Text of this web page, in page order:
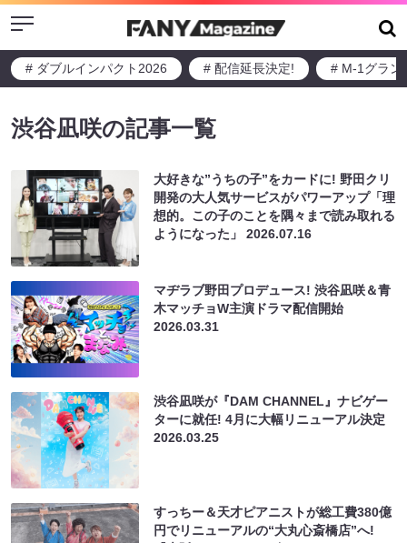
Menu
# ダブルインパクト2026 # 配信延長決定! # M-1グラン
渋谷凪咲の記事一覧
大好きな”うちの子”をカードに! 野田クリ
開発の大人気サービスがパワーアップ「理
想的。この子のことを隅々まで読み取れる
ようになった」2026.07.16
マヂラブ野田プロデュース! 渋谷凪咲＆青
木マッチョW主演ドラマ配信開始
2026.03.31
渋谷凪咲が『DAM CHANNEL』ナビゲー
ターに就任! 4月に大幅リニューアル決定
2026.03.25
すっちー＆天才ピアニストが総工費380億
円でリニューアルの“大丸心斎橋店”へ!